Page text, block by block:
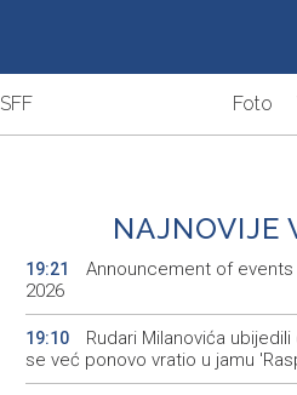
SFF Foto
NAJNOVIJE
19:21
Announcement of
2026
19:10
Rudari Milanovića
se već ponovo vratio u jamu